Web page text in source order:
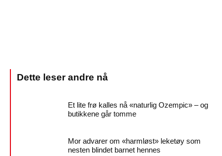
Et lite frø kalles nå «naturlig Ozempic» – og
butikkene går tomme
Mor advarer om «harmløst» leketøy som
nesten blindet barnet hennes